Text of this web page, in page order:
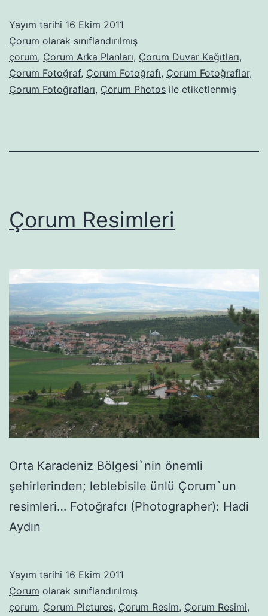
Yayım tarihi 16 Ekim 2011
Çorum olarak sınıflandırılmış
çorum, Çorum Arka Planları, Çorum Duvar Kağıtları,
Çorum Fotoğraf, Çorum Fotoğrafı, Çorum Fotoğraflar,
Çorum Fotoğrafları, Çorum Photos ile etiketlenmiş
Çorum Resimleri
Orta Karadeniz Bölgesi`nin önemli
şehirlerinden; leblebisile ünlü Çorum`un
resimleri… Fotoğrafcı (Photographer): Hadi
Aydın
Yayım tarihi 16 Ekim 2011
Çorum olarak sınıflandırılmış
çorum, Çorum Pictures, Çorum Resim, Çorum Resimi,